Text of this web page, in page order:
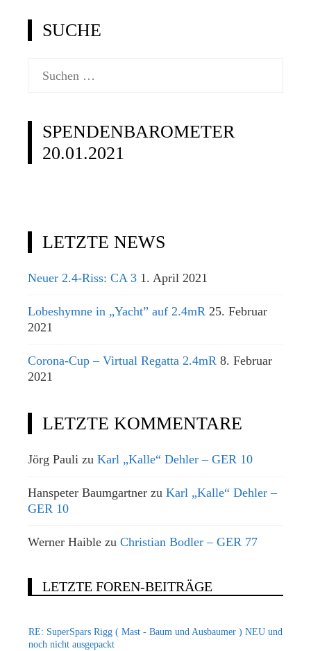
SUCHE
Suchen
SPENDENBAROMETER
20.01.2021
LETZTE NEWS
Neuer 2.4-Riss: CA 3 1. April 2021
Lobeshymne in „Yacht” auf 2.4mR 25. Februar
2021
Corona-Cup – Virtual Regatta 2.4mR 8. Februar
2021
LETZTE KOMMENTARE
Jörg Pauli zu Karl „Kalle“ Dehler – GER 10
Hanspeter Baumgartner zu Karl „Kalle“ Dehler –
GER 10
Werner Haible zu Christian Bodler – GER 77
LETZTE FOREN-BEITRÄGE
RE: SuperSpars Rigg ( Mast - Baum und Ausbaumer ) NEU und
noch nicht ausgepackt